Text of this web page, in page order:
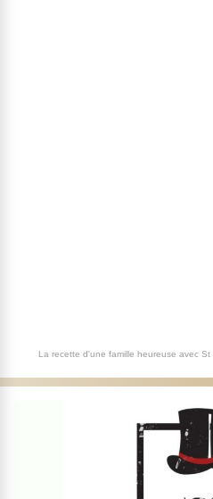
La recette d'une famille heureuse avec